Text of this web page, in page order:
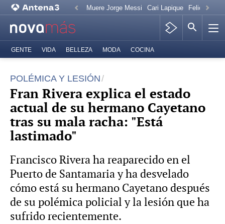
Muere Jorge Messi Cari Lapique Felicitación
GENTE VIDA BELLEZA MODA COCINA
POLÉMICA Y LESIÓN
Fran Rivera explica el estado
actual de su hermano Cayetano
tras su mala racha: "Está
lastimado"
Francisco Rivera ha reaparecido en el
Puerto de Santamaria y ha desvelado
cómo está su hermano Cayetano después
de su polémica policial y la lesión que ha
sufrido recientemente.